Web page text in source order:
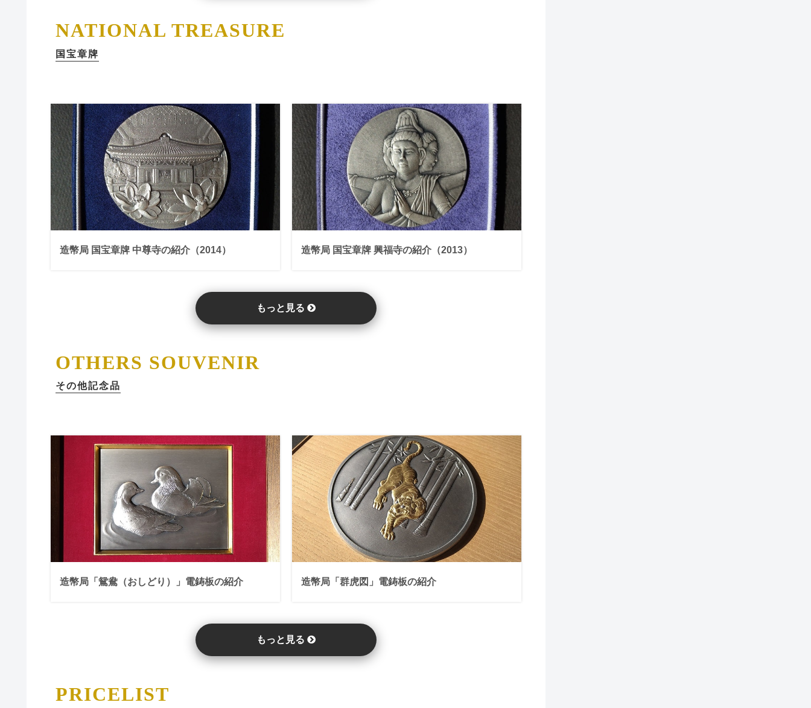
NATIONAL TREASURE
国宝章牌
造幣局 国宝章牌 中尊寺の紹介（2014） 造幣局 国宝章牌 興福寺の紹介（2013）
もっと見る
OTHERS SOUVENIR
その他記念品
造幣局「鴛鴦（おしどり）」電鋳板の紹介 造幣局「群虎図」電鋳板の紹介
もっと見る
PRICELIST